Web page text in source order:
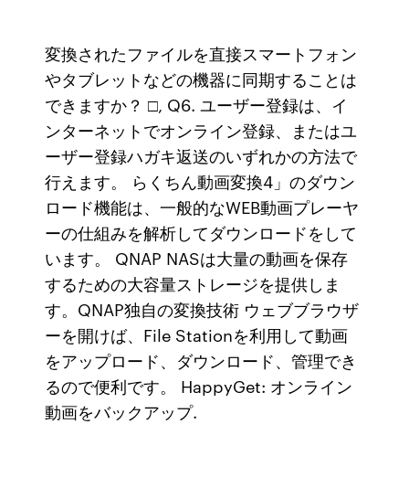
変換されたファイルを直接スマートフォン
やタブレットなどの機器に同期することは
できますか？ □, Q6. ユーザー登録は、イ
ンターネットでオンライン登録、またはユ
ーザー登録ハガキ返送のいずれかの方法で
行えます。 らくちん動画変換4」のダウン
ロード機能は、一般的なWEB動画プレーヤ
ーの仕組みを解析してダウンロードをして
います。 QNAP NASは大量の動画を保存
するための大容量ストレージを提供しま
す。QNAP独自の変換技術 ウェブブラウザ
ーを開けば、File Stationを利用して動画
をアップロード、ダウンロード、管理でき
るので便利です。 HappyGet: オンライン
動画をバックアップ.